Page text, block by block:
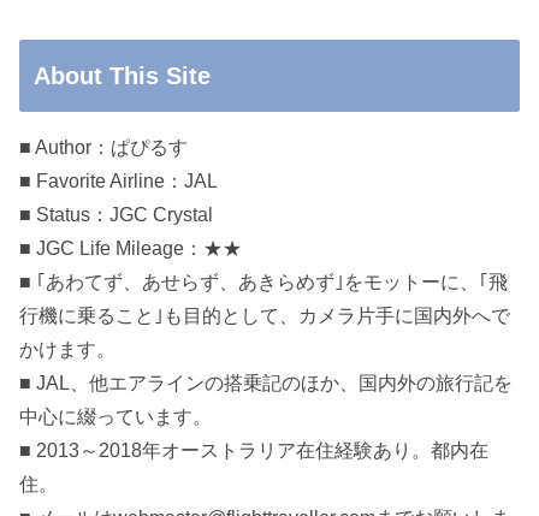
About This Site
■ Author：ぱぴるす
■ Favorite Airline：JAL
■ Status：JGC Crystal
■ JGC Life Mileage：★★
■ ｢あわてず、あせらず、あきらめず｣をモットーに、｢飛
行機に乗ること｣も目的として、カメラ片手に国内外へで
かけます。
■ JAL、他エアラインの搭乗記のほか、国内外の旅行記を
中心に綴っています。
■ 2013～2018年オーストラリア在住経験あり。都内在
住。